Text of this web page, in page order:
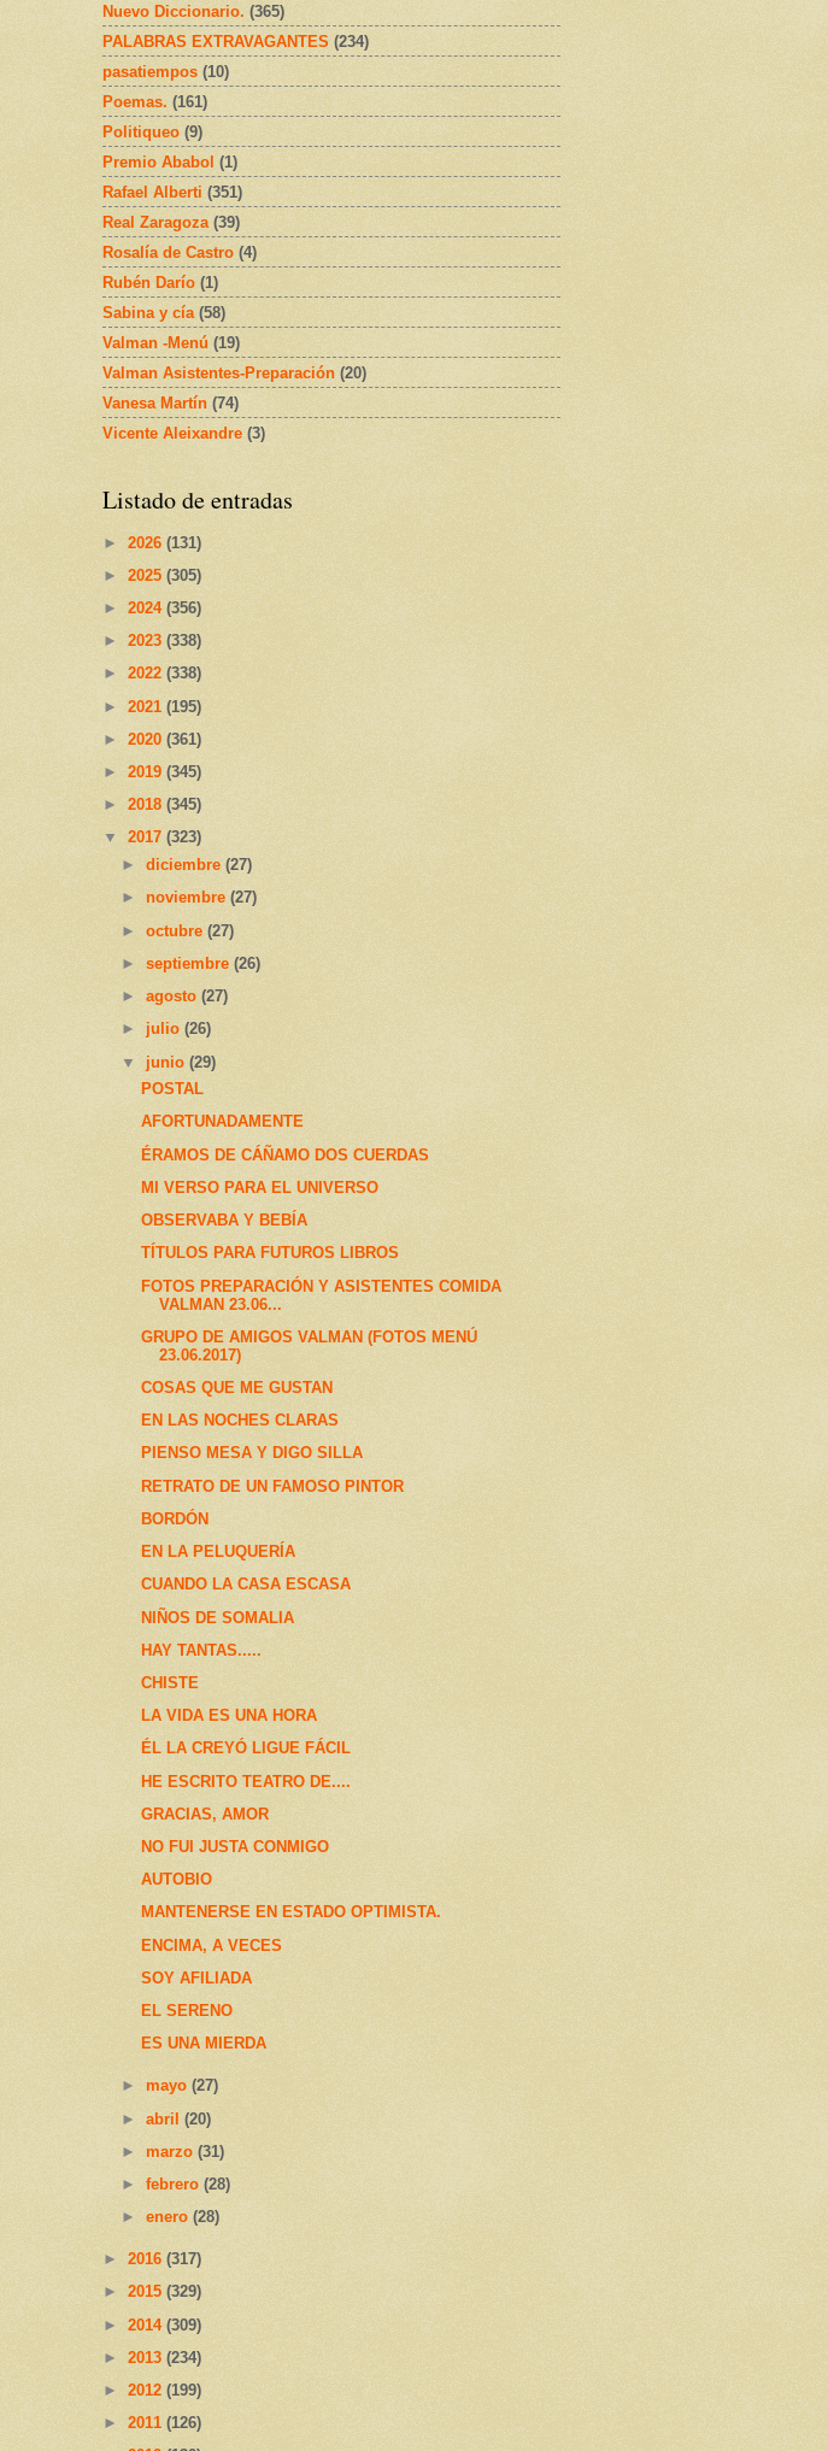
Nuevo Diccionario. (365)
PALABRAS EXTRAVAGANTES (234)
pasatiempos (10)
Poemas. (161)
Politiqueo (9)
Premio Ababol (1)
Rafael Alberti (351)
Real Zaragoza (39)
Rosalía de Castro (4)
Rubén Darío (1)
Sabina y cía (58)
Valman -Menú (19)
Valman Asistentes-Preparación (20)
Vanesa Martín (74)
Vicente Aleixandre (3)
Listado de entradas
► 2026 (131)
► 2025 (305)
► 2024 (356)
► 2023 (338)
► 2022 (338)
► 2021 (195)
► 2020 (361)
► 2019 (345)
► 2018 (345)
▼ 2017 (323)
►diciembre(27)
►noviembre(27)
►octubre(27)
►septiembre(26)
►agosto(27)
►julio(26)
▼junio(29)
POSTAL
AFORTUNADAMENTE
ÉRAMOS DE CÁÑAMO DOS CUERDAS
MI VERSO PARA EL UNIVERSO
OBSERVABA Y BEBÍA
TÍTULOS PARA FUTUROS LIBROS
FOTOS PREPARACIÓN Y ASISTENTES COMIDA
VALMAN 23.06...
GRUPO DE AMIGOS VALMAN (FOTOS MENÚ
23.06.2017)
COSAS QUE ME GUSTAN
EN LAS NOCHES CLARAS
PIENSO MESA Y DIGO SILLA
RETRATO DE UN FAMOSO PINTOR
BORDÓN
EN LA PELUQUERÍA
CUANDO LA CASA ESCASA
NIÑOS DE SOMALIA
HAY TANTAS.....
CHISTE
LA VIDA ES UNA HORA
ÉL LA CREYÓ LIGUE FÁCIL
HE ESCRITO TEATRO DE....
GRACIAS, AMOR
NO FUI JUSTA CONMIGO
AUTOBIO
MANTENERSE EN ESTADO OPTIMISTA.
ENCIMA, A VECES
SOY AFILIADA
EL SERENO
ES UNA MIERDA
►mayo(27)
►abril(20)
►marzo(31)
►febrero(28)
►enero(28)
► 2016 (317)
► 2015 (329)
► 2014 (309)
► 2013 (234)
► 2012 (199)
► 2011 (126)